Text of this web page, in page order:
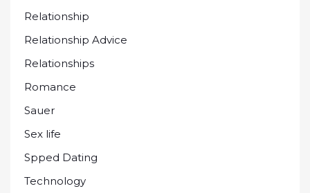
Relationship
Relationship Advice
Relationships
Romance
Sauer
Sex life
Spped Dating
Technology